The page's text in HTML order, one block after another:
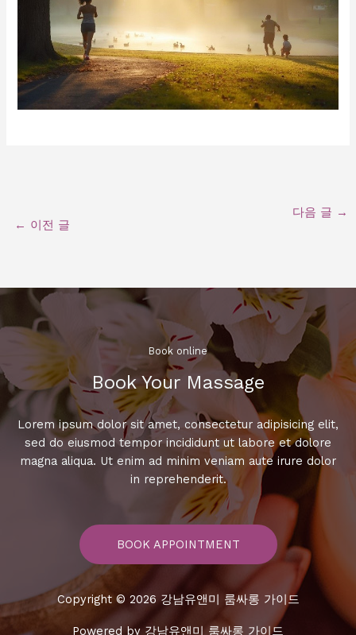
← 이전 글
다음 글 →
Book online​
Book Your Massage​
Lorem ipsum dolor sit amet, consectetur adipisicing elit,
sed do eiusmod tempor incididunt ut labore et dolore
magna aliqua. Ut enim ad minim veniam aute irure dolor
in reprehenderit.
BOOK APPOINTMENT
Copyright © 2026 강남유앤미 룸싸롱 가이드
Powered by 강남유앤미 룸싸롱 가이드